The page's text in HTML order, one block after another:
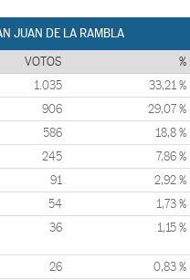
JUAN DE LA RAMBLA
VOTOS %
1.035 33,21 %
906 29,07 %
586 18,8 %
245 7,86 %
91 2,92 %
54 1,73 %
36 1,15 %
26 0,83 %